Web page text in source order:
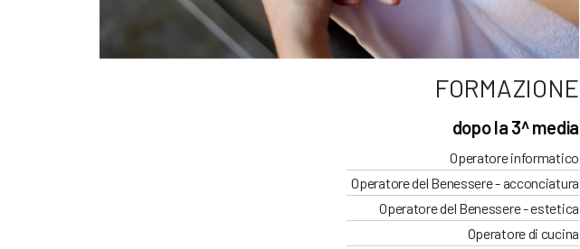
FORMAZIONE
dopo la 3^ media
Operatore informatico
Operatore del Benessere - acconciatura
Operatore del Benessere - estetica
Operatore di cucina